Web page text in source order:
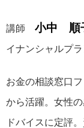
講師 小中 順
イナンシャルプラ
お金の相談窓口
から活躍。女性
ドバイスに定評